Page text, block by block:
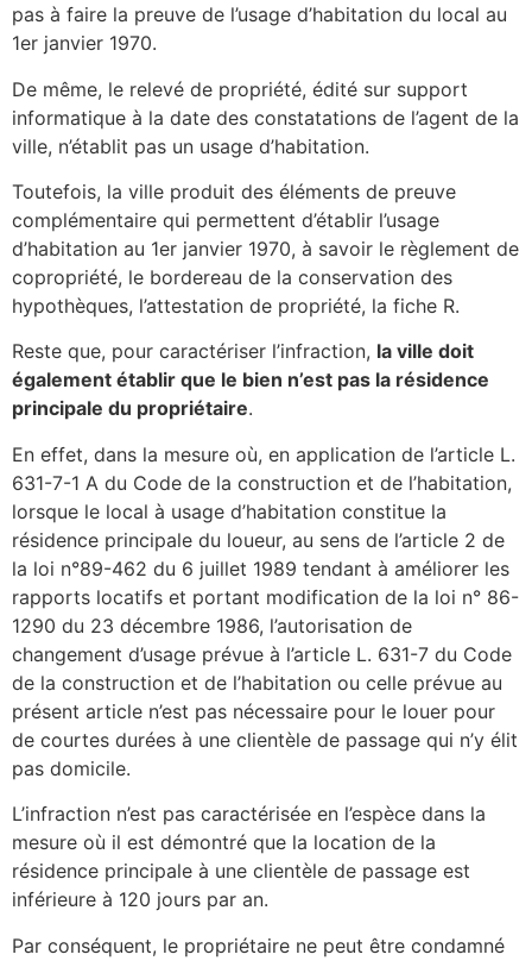
pas à faire la preuve de l’usage d’habitation du local au
1er janvier 1970.
De même, le relevé de propriété, édité sur support
informatique à la date des constatations de l’agent de la
ville, n’établit pas un usage d’habitation.
Toutefois, la ville produit des éléments de preuve
complémentaire qui permettent d’établir l’usage
d’habitation au 1er janvier 1970, à savoir le règlement de
copropriété, le bordereau de la conservation des
hypothèques, l’attestation de propriété, la fiche R.
Reste que, pour caractériser l’infraction, la ville doit
également établir que le bien n’est pas la résidence
principale du propriétaire.
En effet, dans la mesure où, en application de l’article L.
631-7-1 A du Code de la construction et de l’habitation,
lorsque le local à usage d’habitation constitue la
résidence principale du loueur, au sens de l’article 2 de
la loi n°89-462 du 6 juillet 1989 tendant à améliorer les
rapports locatifs et portant modification de la loi n° 86-
1290 du 23 décembre 1986, l’autorisation de
changement d’usage prévue à l’article L. 631-7 du Code
de la construction et de l’habitation ou celle prévue au
présent article n’est pas nécessaire pour le louer pour
de courtes durées à une clientèle de passage qui n’y élit
pas domicile.
L’infraction n’est pas caractérisée en l’espèce dans la
mesure où il est démontré que la location de la
résidence principale à une clientèle de passage est
inférieure à 120 jours par an.
Par conséquent, le propriétaire ne peut être condamné